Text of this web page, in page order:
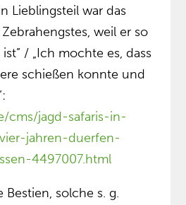
Lieblingsteil war das
weil er so
/ „Ich mochte es, dass
schießen konnte und
cms/jagd-safaris-in-
jahren-duerfen-
4497007.html
solche s. g.